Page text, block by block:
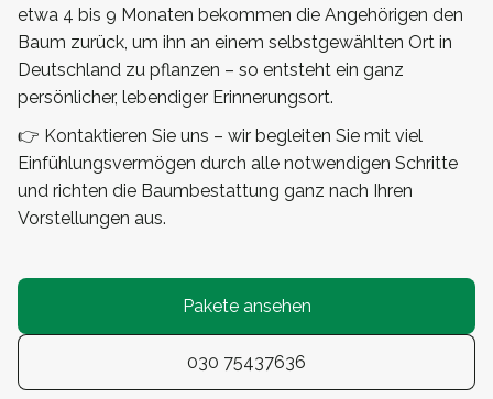
etwa 4 bis 9 Monaten bekommen die Angehörigen den
Baum zurück, um ihn an einem selbstgewählten Ort in
Deutschland zu pflanzen – so entsteht ein ganz
persönlicher, lebendiger Erinnerungsort.
👉 Kontaktieren Sie uns – wir begleiten Sie mit viel
Einfühlungsvermögen durch alle notwendigen Schritte
und richten die Baumbestattung ganz nach Ihren
Vorstellungen aus.
Pakete ansehen
030 75437636